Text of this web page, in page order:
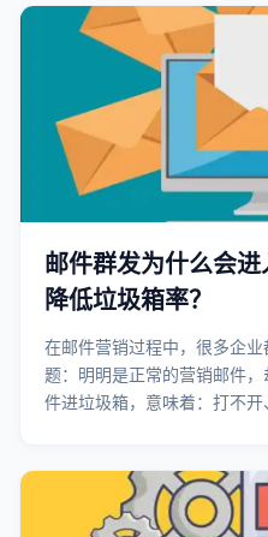
邮件群发为什么会
降低垃圾箱率？
在邮件营销过程中，很多企
题：明明是正常的营销邮件
件进垃圾箱，意味着：打不
件营销公司，我们结合大量